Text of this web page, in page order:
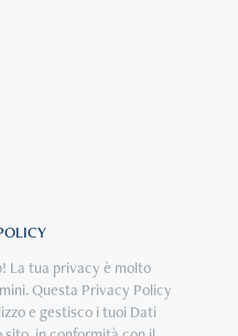
La tua privacy è molto
Questa Privacy Policy
e gestisco i tuoi Dati